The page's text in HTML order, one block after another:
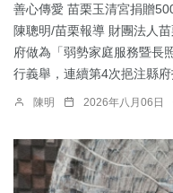
善心傳愛 苗栗玉清宮捐贈
陳聰明/苗栗報導 財團法人
府做為「弱勢家庭服務暨長
行義舉，連續第4次挹注縣府
陳明 2026年八月06日